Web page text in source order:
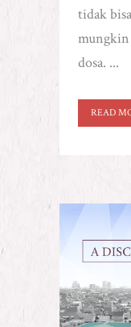
tidak
mungkin
dosa. ...
READ